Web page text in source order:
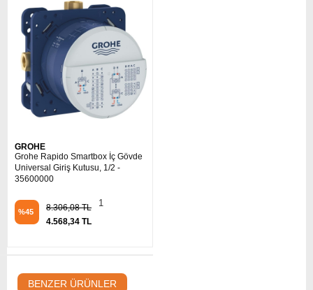
GROHE
Grohe Rapido Smartbox İç Gövde
Universal Giriş Kutusu, 1/2 -
35600000
%45
8.306,08 TL
4.568,34 TL
1
BENZER ÜRÜNLER